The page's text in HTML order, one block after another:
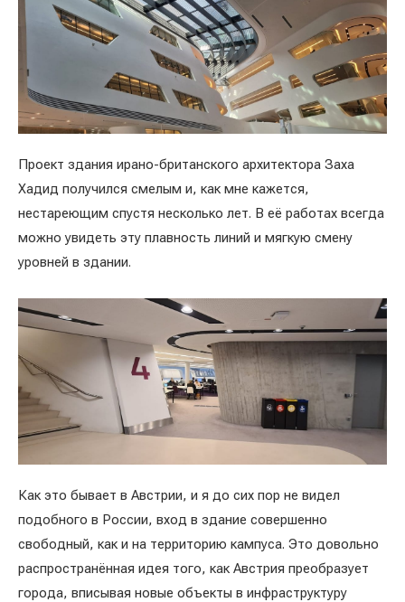
Проект здания ирано-британского архитектора Заха
Хадид получился смелым и, как мне кажется,
нестареющим спустя несколько лет. В её работах всегда
можно увидеть эту плавность линий и мягкую смену
уровней в здании.
Как это бывает в Австрии, и я до сих пор не видел
подобного в России, вход в здание совершенно
свободный, как и на территорию кампуса. Это довольно
распространённая идея того, как Австрия преобразует
города, вписывая новые объекты в инфраструктуру